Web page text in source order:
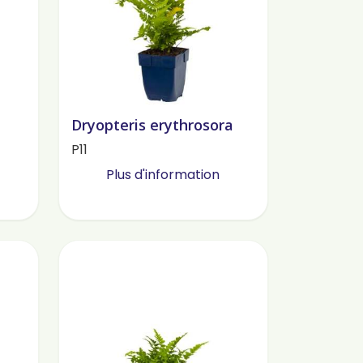
Dryopteris erythrosora
P11
Plus d'information